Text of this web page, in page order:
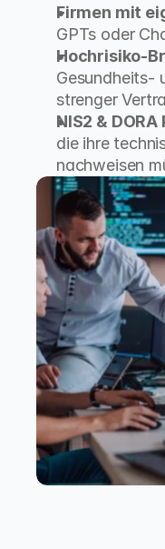
Firmen mit
GPTs oder
Hochrisiko-
Gesundheits-
strenger
NIS2 &
die ihre
nachweisen